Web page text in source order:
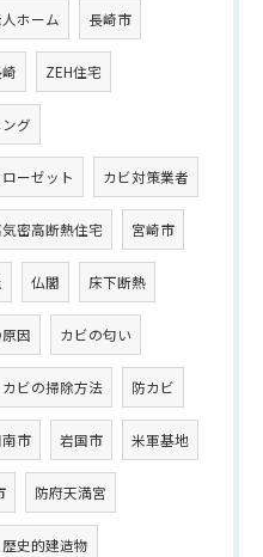
ホーム 長崎市
ZEH住宅
グ
ーゼット カビ対策業者
密高断熱住宅 宮崎市
仏閣 床下断熱
因 カビの匂い
カビの掃除方法 防カビ
南市 岩国市 米軍基地
防府天満宮
歴史的建造物